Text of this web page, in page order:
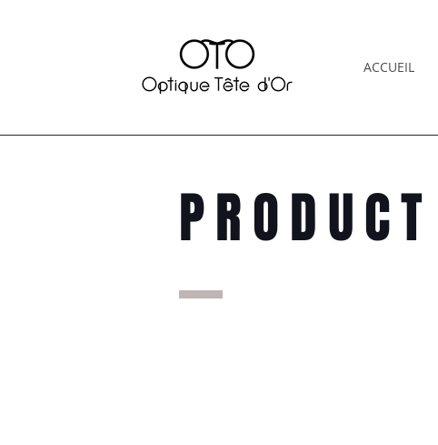
ACCUEIL
PRODUCT